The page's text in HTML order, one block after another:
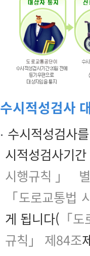
수시적성검사
수시적성검사
시적성검사기
시행규칙」
「도로교통법
게 됩니다( 「
규칙」 제84조